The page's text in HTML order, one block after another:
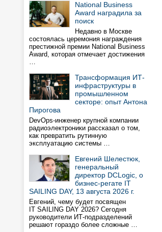
National Business
Award наградила за
поиск
Недавно в Москве
состоялась церемония награждения
престижной премии National Business
Award, которая отмечает достижения
…
Трансформация ИТ-
инфраструктуры в
промышленном
секторе: опыт Антона
Пирогова
DevOps-инженер крупной компании
радиоэлектроники рассказал о том,
как превратить рутинную
эксплуатацию системы …
Евгений Шелестюк,
генеральный
директор DCLogic, о
бизнес-регате IT
SAILING DAY, 13 августа 2026 г.
Евгений, чему будет посвящен
IT SAILING DAY 2026? Сегодня
руководители ИТ-подразделений
решают гораздо более сложные …